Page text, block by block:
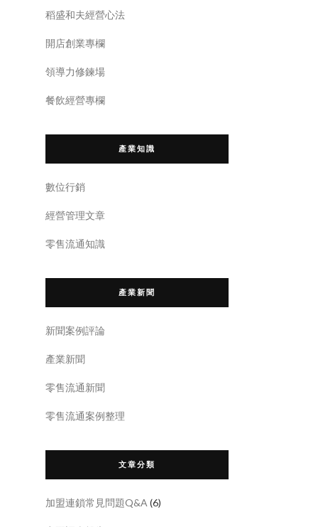
稻盛和夫經營心法
開店創業專欄
領導力修鍊場
餐飲經營專欄
產業知識
數位行銷
經營管理文章
零售流通知識
產業新聞
新聞案例評論
產業新聞
零售流通新聞
零售流通案例整理
文章分類
加盟連鎖常見問題Q&A (6)